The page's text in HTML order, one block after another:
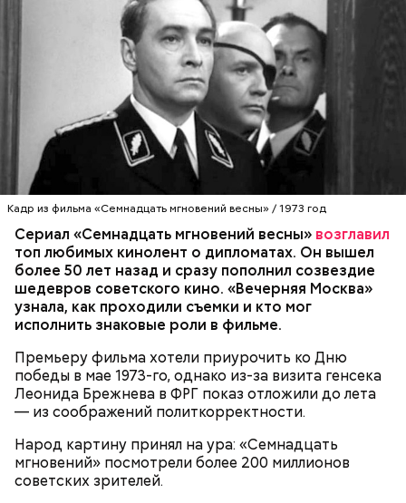
Кадр из фильма «Семнадцать мгновений весны» / 1973 год
Сериал «Семнадцать мгновений весны» возглавил
топ любимых кинолент о дипломатах. Он вышел
более 50 лет назад и сразу пополнил созвездие
шедевров советского кино. «Вечерняя Москва»
узнала, как проходили съемки и кто мог
исполнить знаковые роли в фильме.
Премьеру фильма хотели приурочить ко Дню
победы в мае 1973-го, однако из-за визита генсека
Леонида Брежнева в ФРГ показ отложили до лета
— из соображений политкорректности.
Народ картину принял на ура: «Семнадцать
мгновений» посмотрели более 200 миллионов
советских зрителей.
Еще важно знать, откуда дыню привезли к нам,
подчеркнула диетолог. Самолетом их не
доставляют, поэтому пока она приедет, как и
любые фрукты и овощи, она может терять свои
витамины.
— Ранний сорт «Колхозница» выращивают в
России. А дыня «Торпеда» растет в основном в
Узбекистане. Этот сорт созревает в августе, —
сообщила Соломатина.